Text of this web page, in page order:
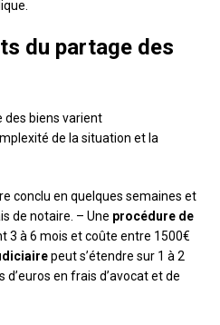
du partage des
des biens varient
de la situation et la
conclu en quelques semaines et
de notaire. – Une procédure de
3 à 6 mois et coûte entre 1500€
peut s’étendre sur 1 à 2
en frais d’avocat et de